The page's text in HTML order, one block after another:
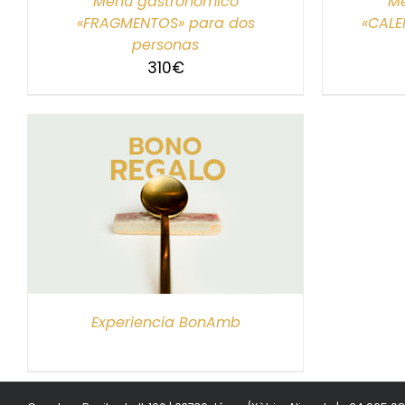
«FRAGMENTOS» para dos
personas
310€
Experiencia BonAmb